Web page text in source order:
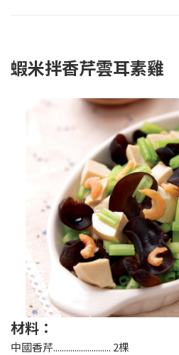
蝦米拌香芹雲耳素雞
材料：
中國香芹........................... 2棵